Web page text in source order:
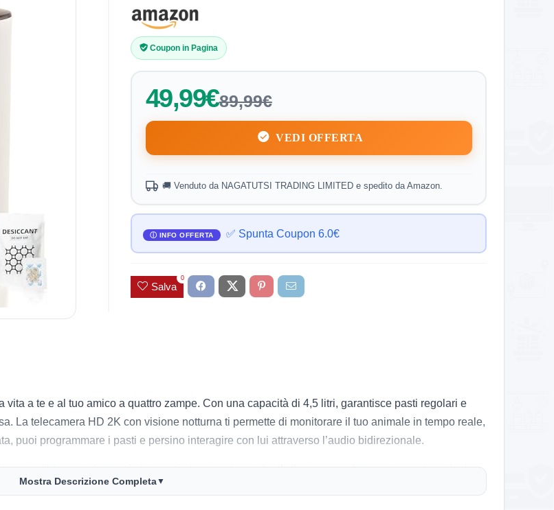
Coupon in Pagina
49,99€89,99€
VEDI OFFERTA
🚚 Venduto da NAGATUTSI TRADING LIMITED e spedito da Amazon.
✅ Spunta Coupon 6.0€
Salva
0
vita a te e al tuo amico a quattro zampe. Con una capacità di 4,5 litri, garantisce pasti regolari e
La telecamera HD 2K con visione notturna ti permette di monitorare il tuo animale in tempo reale,
puoi programmare i pasti e persino interagire con lui attraverso l’audio bidirezionale.
antiblocco, e la ciotola in acciaio inox assicura che il cibo rimanga fresco e appetitoso. Inoltre,
grazie a un’alimentazione a batteria, garantendo che il tuo animale non salti mai un
Mostra Descrizione Completa▼